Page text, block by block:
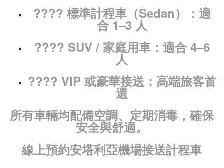
???? 標準計程車（Sedan） ：適
合 1–3 人
???? SUV / 家庭用車：適合 4–6
人
???? VIP 或豪華接送：高端旅客首
選
所有車輛均配備空調、定期消毒，確保
安全與舒適。
線上預約安塔利亞機場接送計程車